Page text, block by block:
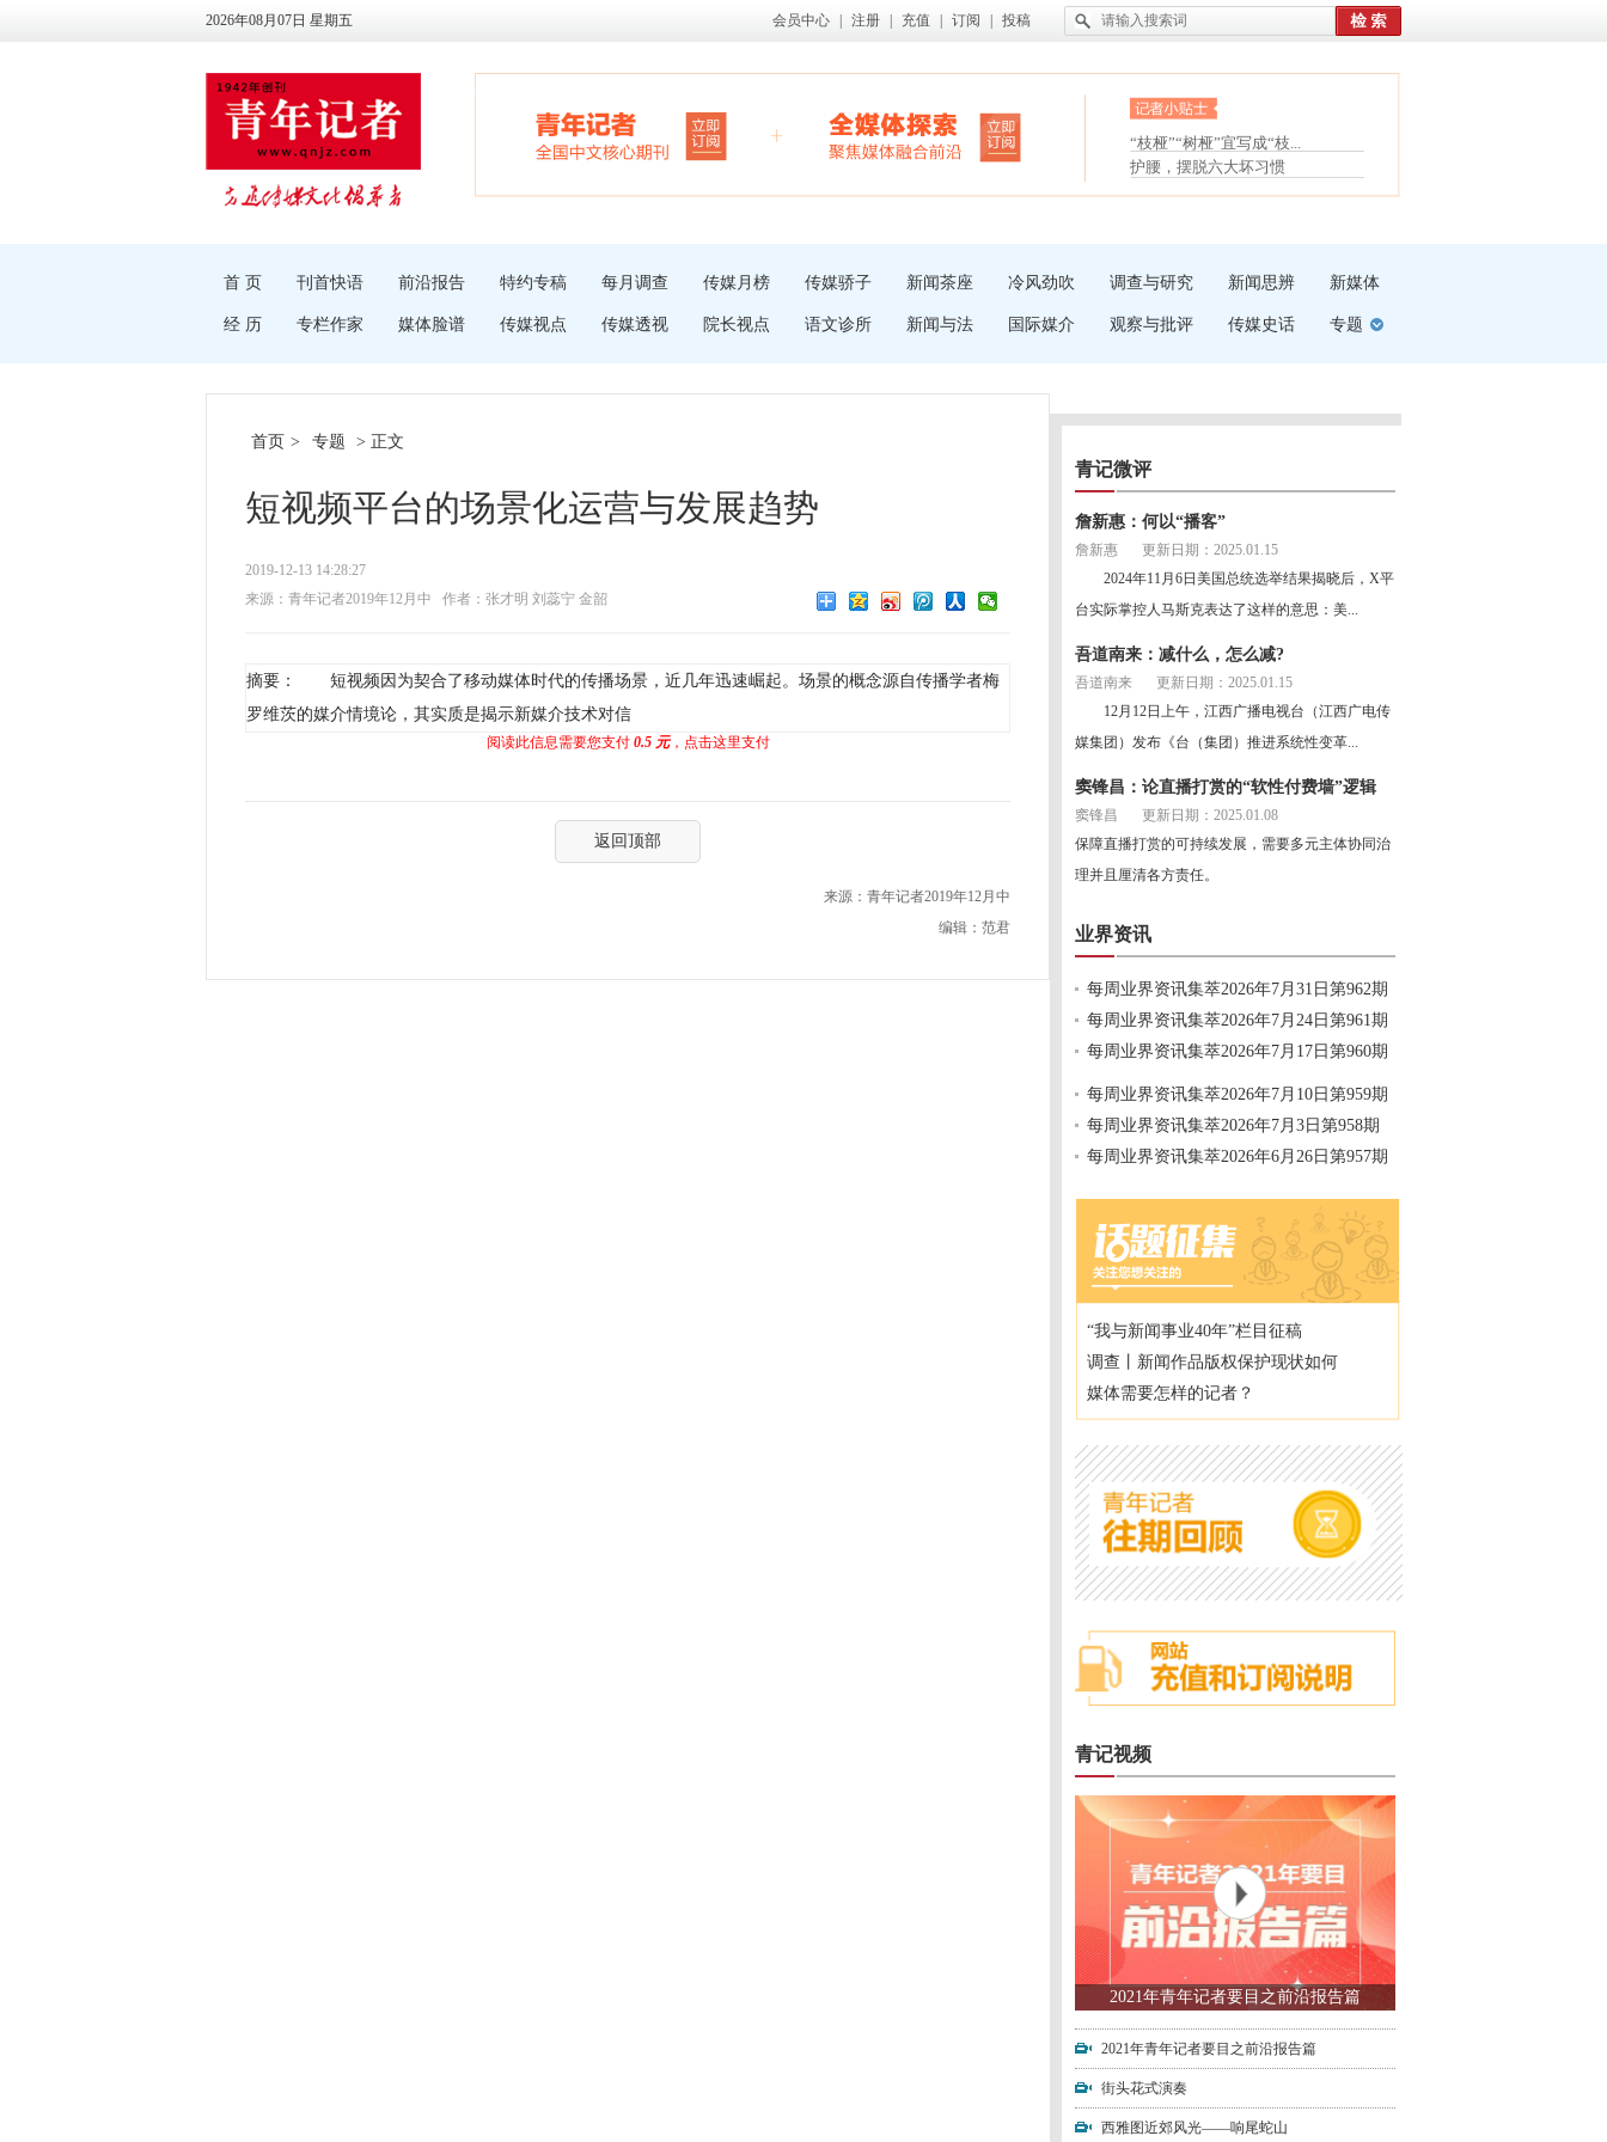
2026年08月07日 星期五 会员中心 注册 充值 订阅 投稿
眼白变红或是结膜下出血
“枝桠”“树桠”宜写成“枝...
夏天缓解疲劳有三招
护腰，摆脱六大坏习惯
受伤了冰敷还是热敷
首 页 刊首快语 前沿报告 特约专稿 每月调查 传媒月榜 传媒骄子 新闻茶座 冷风劲吹 调查与研究 新闻思辨 新媒体
经 历 专栏作家 媒体脸谱 传媒视点 传媒透视 院长视点 语文诊所 新闻与法 国际媒介 观察与批评 传媒史话 专题
首页 > 专题 > 正文
短视频平台的场景化运营与发展趋势
2019-12-13 14:28:27
来源：青年记者2019年12月中
作者：张才明 刘蕊宁 金韶
摘要： 短视频因为契合了移动媒体时代的传播场景，近几年迅速崛起。场景的概念源自传播学者梅
罗维茨的媒介情境论，其实质是揭示新媒介技术对信
阅读此信息需要您支付 0.5 元，点击这里支付
返回顶部
来源：青年记者2019年12月中
编辑：范君
青记微评
詹新惠：何以“播客”
詹新惠
更新日期：2025.01.15
2024年11月6日美国总统选举结果揭晓后，X平
台实际掌控人马斯克表达了这样的意思：美...
吾道南来：减什么，怎么减?
吾道南来
更新日期：2025.01.15
12月12日上午，江西广播电视台（江西广电传
媒集团）发布《台（集团）推进系统性变革...
窦锋昌：论直播打赏的“软性付费墙”逻辑
窦锋昌
更新日期：2025.01.08
保障直播打赏的可持续发展，需要多元主体协同治
理并且厘清各方责任。
业界资讯
每周业界资讯集萃2026年7月31日第962期
每周业界资讯集萃2026年7月24日第961期
每周业界资讯集萃2026年7月17日第960期
每周业界资讯集萃2026年7月10日第959期
每周业界资讯集萃2026年7月3日第958期
每周业界资讯集萃2026年6月26日第957期
“我与新闻事业40年”栏目征稿
调查丨新闻作品版权保护现状如何
媒体需要怎样的记者？
青记视频
2021年青年记者要目之前沿报告篇
2021年青年记者要目之前沿报告篇
街头花式演奏
西雅图近郊风光——响尾蛇山